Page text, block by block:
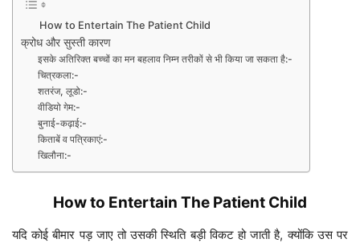
How to Entertain The Patient Child
क्रोध और सुस्ती कारण
इसके अतिरिक्त बच्चों का मन बहलाव निम्न तरीकों से भी किया जा सकता है:-
चित्रकला:-
शतरंज, लूडो:-
वीडियो गेम:-
बुनाई-कढ़ाई:-
किताबें व पत्रिकाएं:-
खिलौना:-
How to Entertain The Patient Child
यदि कोई बीमार पड़ जाए तो उसकी स्थिति बड़ी विकट हो जाती है, क्योंकि उस पर